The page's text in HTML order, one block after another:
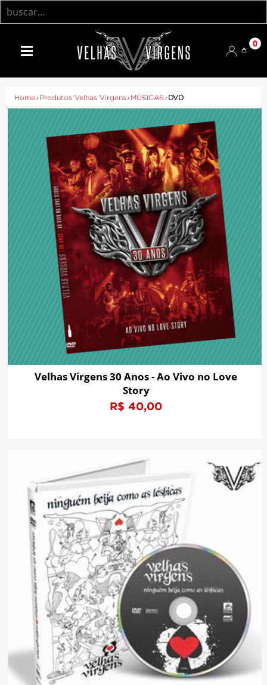
0
Home/ Produtos Velhas Virgens/ MÚSICAS / DVD
Velhas Virgens 30 Anos - Ao Vivo no Love
Story
R$ 40,00